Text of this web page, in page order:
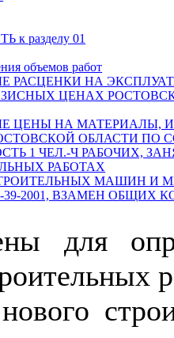
разделу 01
объемов работ
РАСЦЕНКИ НА
ЦЕНАХ
ЦЕНЫ НА МАТЕРИАЛЫ,
ОБЛАСТИ ПО
1 ЧЕЛ.-Ч РАБОЧИХ,
РАБОТАХ
МАШИН
2001, ВЗАМЕН ОБЩИХ
для